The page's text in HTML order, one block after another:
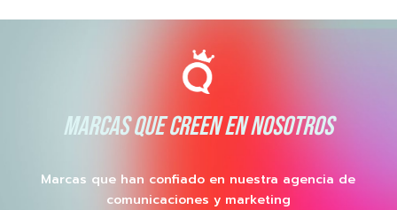
MARCAS QUE CREEN EN NOSOTROS
Marcas que han confiado en nuestra agencia de
comunicaciones y marketing